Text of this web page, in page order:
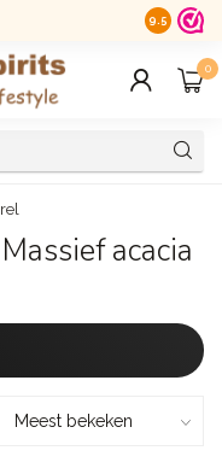
14 dagen
9.5
0
acacia